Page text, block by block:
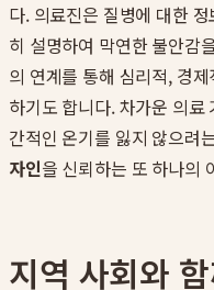
다. 의료진은 질병에 대한
히 설명하여 막연한 불안감
의 연계를 통해 심리적, 경
하기도 합니다. 차가운 의료
간적인 온기를 잃지 않으려
자인을 신뢰하는 또 하나의
지역 사회와